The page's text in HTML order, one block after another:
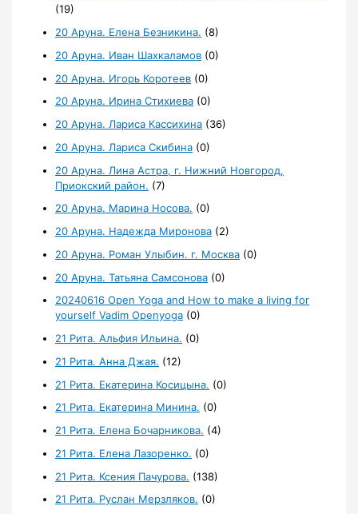
(19)
20 Аруна. Елена Безникина. (8)
20 Аруна. Иван Шахкаламов (0)
20 Аруна. Игорь Коротеев (0)
20 Аруна. Ирина Стихиева (0)
20 Аруна. Лариса Кассихина (36)
20 Аруна. Лариса Скибина (0)
20 Аруна. Лина Астра, г. Нижний Новгород,
Приокский район. (7)
20 Аруна. Марина Носова. (0)
20 Аруна. Надежда Миронова (2)
20 Аруна. Роман Улыбин. г. Москва (0)
20 Аруна. Татьяна Самсонова (0)
20240616 Open Yoga and How to make a living for
yourself Vadim Openyoga (0)
21 Рита. Альфия Ильина. (0)
21 Рита. Анна Джая. (12)
21 Рита. Екатерина Косицына. (0)
21 Рита. Екатерина Минина. (0)
21 Рита. Елена Бочарникова. (4)
21 Рита. Елена Лазоренко. (0)
21 Рита. Ксения Пачурова. (138)
21 Рита. Руслан Мерзляков. (0)